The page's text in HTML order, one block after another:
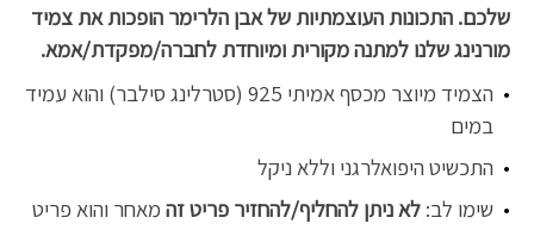
שלכם. התכונות העוצמתיות של אבן הלרימר הופכות את צמיד
מורנינג שלנו למתנה מקורית ומיוחדת לחברה/מפקדת/אמא.
הצמיד מיוצר מכסף אמיתי 925 (סטרלינג סילבר) והוא עמיד
במים
התכשיט היפואלרגני וללא ניקל
שימו לב: לא ניתן להחליף/להחזיר פריטזהמאחר והוא פריט